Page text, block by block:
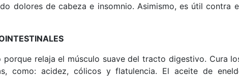
dolores de cabeza e insomnio. Asimismo, es útil contra
porque relaja el músculo suave del tracto digestivo. Cura
como: acidez, cólicos y flatulencia. El aceite de